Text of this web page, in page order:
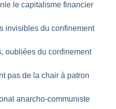
le capitalisme financier
invisibles du confinement
oubliées du confinement
pas de la chair à patron
anarcho-communiste